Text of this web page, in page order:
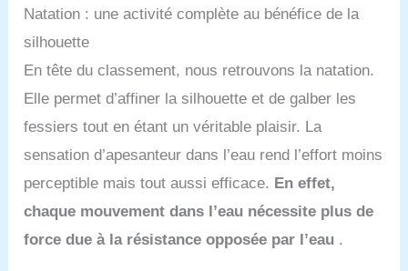
Natation : une activité complète au bénéfice de la
silhouette
En tête du classement, nous retrouvons la natation.
Elle permet d’affiner la silhouette et de galber les
fessiers tout en étant un véritable plaisir. La
sensation d’apesanteur dans l’eau rend l’effort moins
perceptible mais tout aussi efficace. En effet,
chaque mouvement dans l’eau nécessite plus de
force due à la résistance opposée par l’eau .